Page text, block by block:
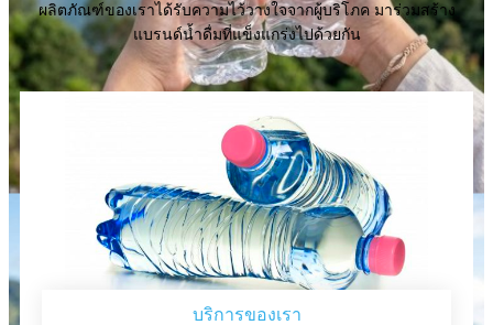
ผลิตภัณฑ์ของเราได้รับความไว้วางใจจากผู้บริโภค มาร่วมสร้าง
แบรนด์น้ำดื่มที่แข็งแกร่งไปด้วยกัน
บริการของเรา